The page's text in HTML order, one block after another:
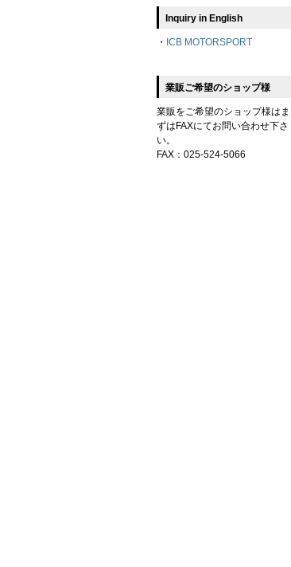
Inquiry in English
・ ICB MOTORSPORT
業販ご希望のショップ様
業販をご希望のショップ様はま
ずはFAXにてお問い合わせ下さ
い。
FAX：025-524-5066